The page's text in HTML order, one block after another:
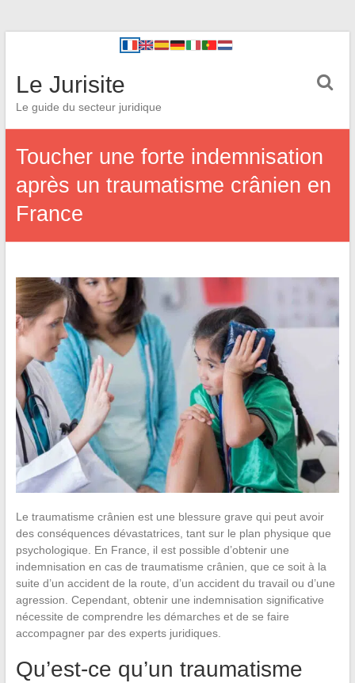
Le Jurisite
Le guide du secteur juridique
Toucher une forte indemnisation
après un traumatisme crânien en
France
Le traumatisme crânien est une blessure grave qui peut avoir
des conséquences dévastatrices, tant sur le plan physique que
psychologique. En France, il est possible d’obtenir une
indemnisation en cas de traumatisme crânien, que ce soit à la
suite d’un accident de la route, d’un accident du travail ou d’une
agression. Cependant, obtenir une indemnisation significative
nécessite de comprendre les démarches et de se faire
accompagner par des experts juridiques.
Qu’est-ce qu’un traumatisme